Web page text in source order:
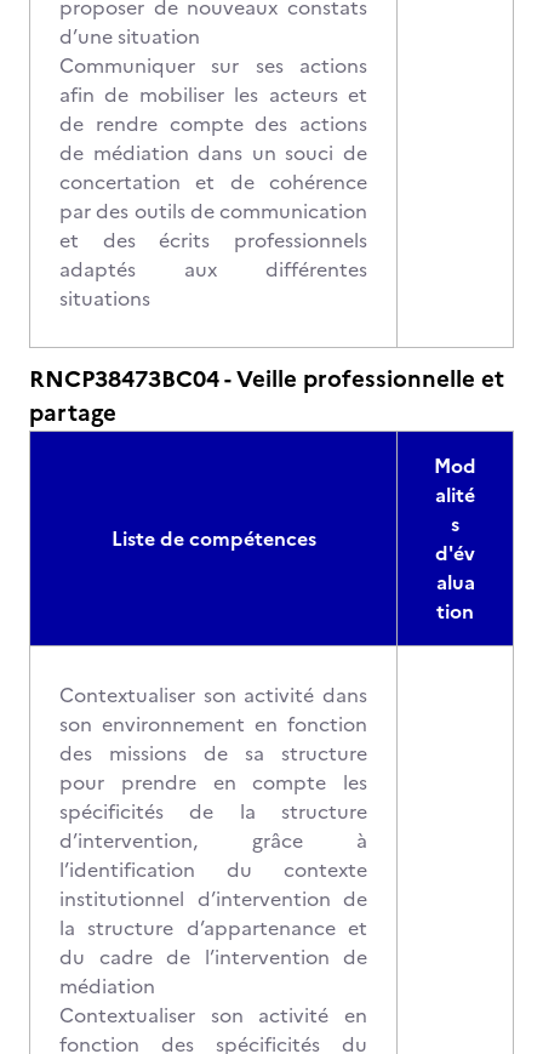
proposer de nouveaux constats
d’une situation
Communiquer sur ses actions
afin de mobiliser les acteurs et
de rendre compte des actions
de médiation dans un souci de
concertation et de cohérence
par des outils de communication
et des écrits professionnels
adaptés aux différentes
situations
RNCP38473BC04 - Veille professionnelle et
partage
Liste de compétences
Mod
alité
s
d'év
alua
tion
Contextualiser son activité dans
son environnement en fonction
des missions de sa structure
pour prendre en compte les
spécificités de la structure
d’intervention, grâce à
l’identification du contexte
institutionnel d’intervention de
la structure d’appartenance et
du cadre de l’intervention de
médiation
Contextualiser son activité en
fonction des spécificités du